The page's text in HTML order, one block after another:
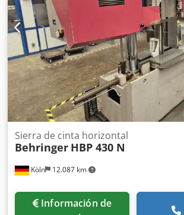
Köln 12.087 km
Sierra de cinta horizontal
Behringer HBP 430 N
Información de